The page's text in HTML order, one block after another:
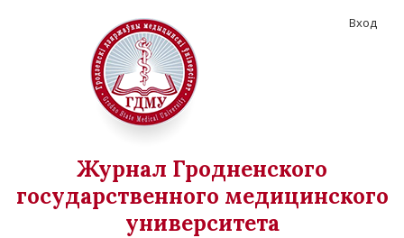
Журнал Гродненского
государственного медицинского
университета
Вход